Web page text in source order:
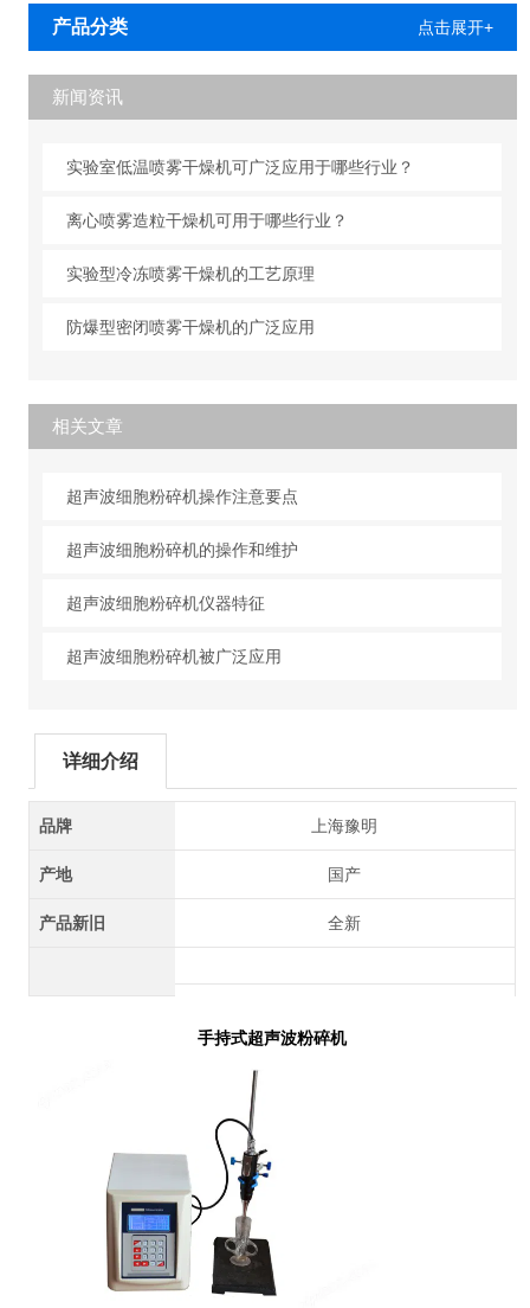
产品分类 点击展开+
新闻资讯
实验室低温喷雾干燥机可广泛应用于哪些行业？
离心喷雾造粒干燥机可用于哪些行业？
实验型冷冻喷雾干燥机的工艺原理
防爆型密闭喷雾干燥机的广泛应用
相关文章
超声波细胞粉碎机操作注意要点
超声波细胞粉碎机的操作和维护
超声波细胞粉碎机仪器特征
超声波细胞粉碎机被广泛应用
详细介绍
品牌 上海豫明
产地 国产
产品新旧 全新
手持式超声波粉碎机